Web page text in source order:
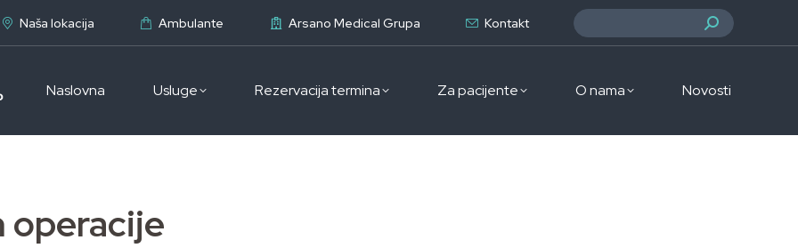
Naša lokacija Ambulante Arsano Medical Grupa Kontakt Search:
Naslovna Usluge Rezervacija termina Za pacijente O nama Novosti
operacije